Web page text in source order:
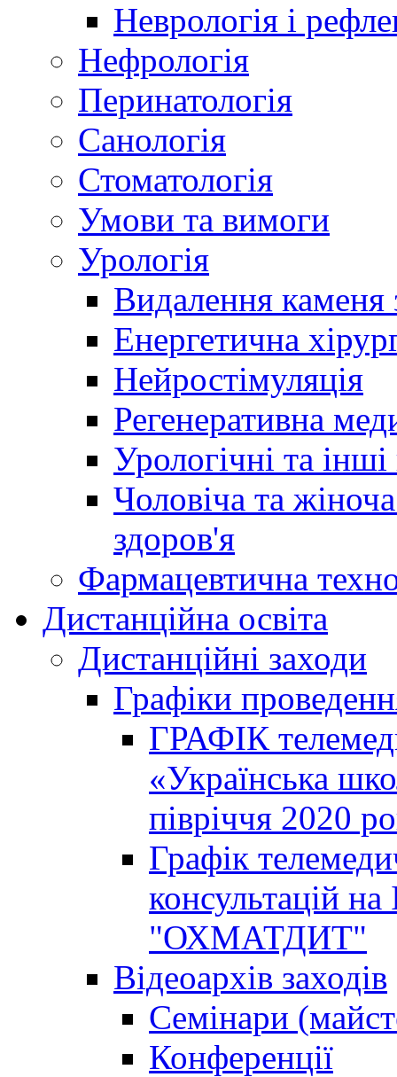
Неврологія і
Нефрологія
Перинатологія
Санологія
Стоматологія
Умови та вимоги
Урологія
Видалення каменя
Енергетична
Нейростімуляція
Регенеративна
Урологічні та
Чоловіча та
здоров'я
Фармацевтична
Дистанційна освіта
Дистанційні заходи
Графіки
ГРАФІК
«Українська
півріччя 2020
Графік
консультацій
"ОХМАТДИТ"
Відеоархів заходів
Семінари
Конференції